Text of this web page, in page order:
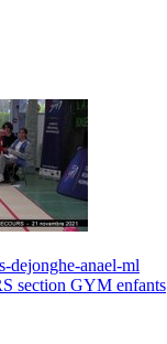
dejonghe-anael-ml
section GYM enfants